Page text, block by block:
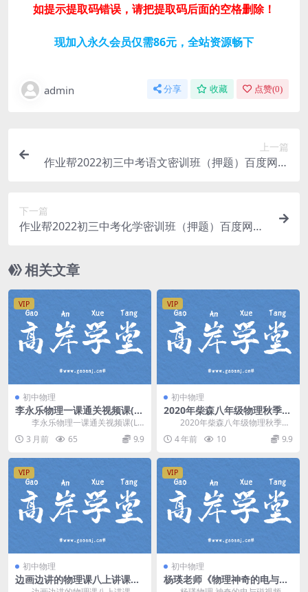
如提示提取码错误，请把提取码后面的空格删除！
现加入永久会员仅需86元，全站资源畅下
admin 分享 收藏 点赞(0)
上一篇
作业帮2022初三中考语文密训班（押题）百度网盘
下一篇
作业帮2022初三中考化学密训班（押题）百度网盘
相关文章
VIP
初中物理
李永乐物理一课通关视频课(L
7-L9初阶) 百度网盘分享
李永乐物理一课通关视频课(L7
-L9初阶)，李永乐初中物理 初一 至
初三知...
3 月前 65 9.9
VIP
初中物理
2020年柴森八年级物理秋季班
（初二）（完结）百度网盘分
享
2020年柴森八年级物理秋季
班，完结版百度网盘初中物理课程1
2.2G高清视频...
4 年前 10 9.9
VIP
初中物理
边画边讲的物理课八上讲课视
VIP
初中物理
杨瑛老师《物理神奇的电与磁